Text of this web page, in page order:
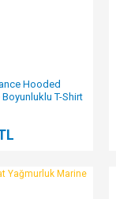
Hooded
T-Shirt